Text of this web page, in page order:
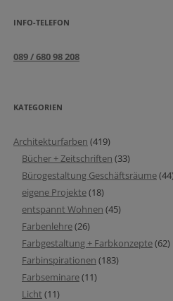
INFO-TELEFON
089 / 680 98 208
KATEGORIEN
Architekturfarben (419)
Bücher + Zeitschriften (33)
Bürogestaltung Geschäftsräume
eigene Projekte(18)
entspannt Wohnen (45)
Farbenlehre(26)
Farbgestaltung + Farbkonzepte(62)
Farbinspirationen (183)
Farbseminare(11)
Licht (11)